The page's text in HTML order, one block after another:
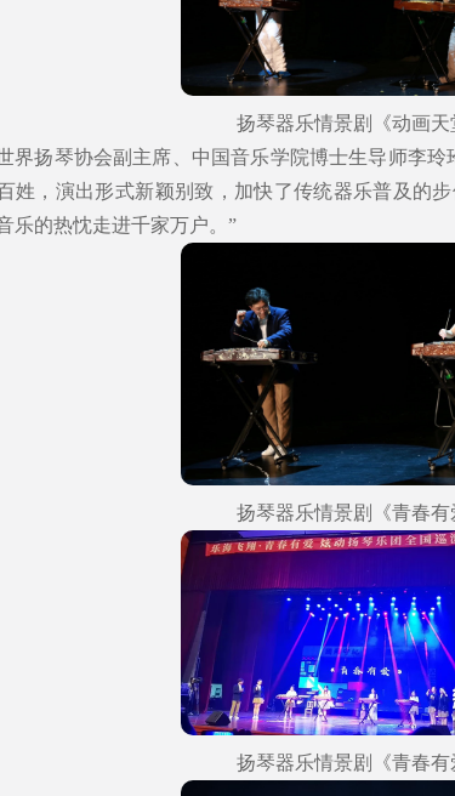
扬琴器乐情景剧《动画天
界扬琴协会副主席、中国音乐学院博士生导师李
姓，演出形式新颖别致，加快了传统器乐普及的
乐的热忱走进千家万户。”
扬琴器乐情景剧《青春有
扬琴器乐情景剧《青春有